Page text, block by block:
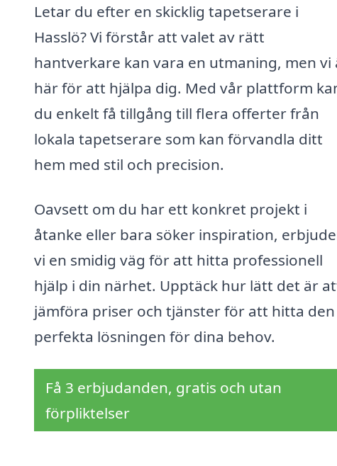
Letar du efter en skicklig tapetserare i
Hasslö? Vi förstår att valet av rätt
hantverkare kan vara en utmaning, men vi
här för att hjälpa dig. Med vår plattform
du enkelt få tillgång till flera offerter från
lokala tapetserare som kan förvandla ditt
hem med stil och precision.
Oavsett om du har ett konkret projekt i
åtanke eller bara söker inspiration,
vi en smidig väg för att hitta professionell
hjälp i din närhet. Upptäck hur lätt det är
jämföra priser och tjänster för att hitta den
perfekta lösningen för dina behov.
Få 3 erbjudanden, gratis och utan
förpliktelser